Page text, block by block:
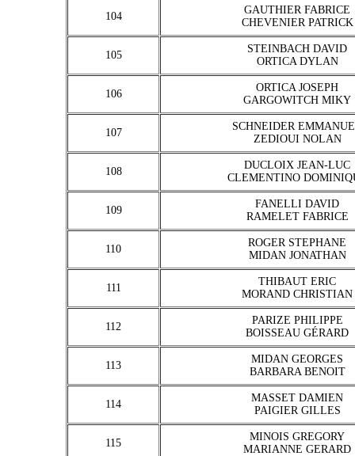
104
GAUTHIER FABRICE
CHEVENIER PATRICK
105
STEINBACH DAVID
ORTICA DYLAN
106
ORTICA JOSEPH
GARGOWITCH MIKY
107
SCHNEIDER
ZEDIOUI NOLAN
108
DUCLOIX JEAN-LUC
CLEMENTINO
109
FANELLI DAVID
RAMELET FABRICE
110
ROGER STEPHANE
MIDAN JONATHAN
111
THIBAUT ERIC
MORAND CHRISTIAN
112
PARIZE PHILIPPE
BOISSEAU GÉRARD
113
MIDAN GEORGES
BARBARA BENOIT
114
MASSET DAMIEN
PAIGIER GILLES
115
MINOIS GREGORY
MARIANNE GERARD